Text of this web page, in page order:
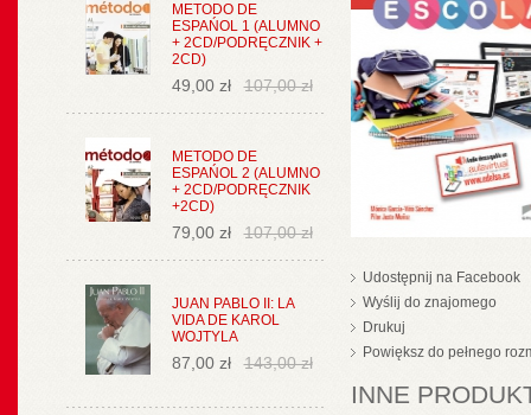
METODO DE
ESPAŃOL 1 (ALUMNO
+ 2CD/PODRĘCZNIK +
2CD)
49,00 zł 107,00 zł
METODO DE
ESPAŃOL 2 (ALUMNO
+ 2CD/PODRĘCZNIK
+2CD)
79,00 zł 107,00 zł
JUAN PABLO II: LA
VIDA DE KAROL
WOJTYLA
87,00 zł 143,00 zł
Udostępnij na Facebook
Wyślij do znajomego
Drukuj
Powiększ do pełnego
INNE